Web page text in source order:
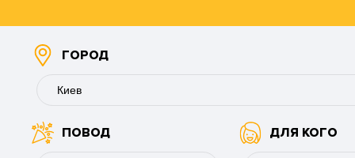
ГОРОД
Киев
Буковель
ПОВОД ДЛЯ КОГО